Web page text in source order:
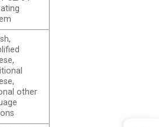
other